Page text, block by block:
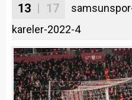
13 | 17
kareler-2022-4